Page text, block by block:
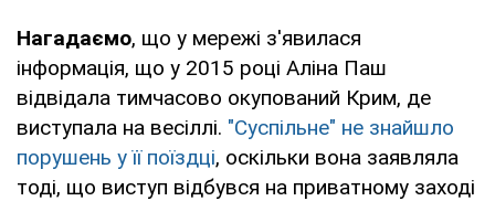
Нагадаємо, що у мережі з'явилася
інформація, що у 2015 році Аліна Паш
відвідала тимчасово окупований Крим, де
виступала на весіллі. "Суспільне" не знайшло
порушень у її поїздці, оскільки вона заявляла
тоді, що виступ відбувся на приватному заході